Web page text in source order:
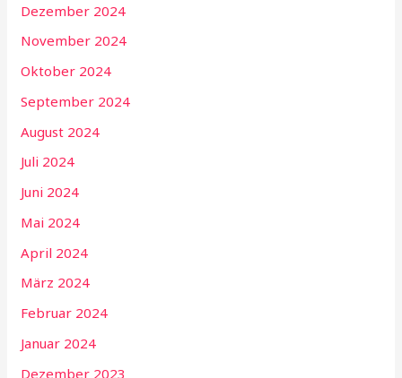
Dezember 2024
November 2024
Oktober 2024
September 2024
August 2024
Juli 2024
Juni 2024
Mai 2024
April 2024
März 2024
Februar 2024
Januar 2024
Dezember 2023